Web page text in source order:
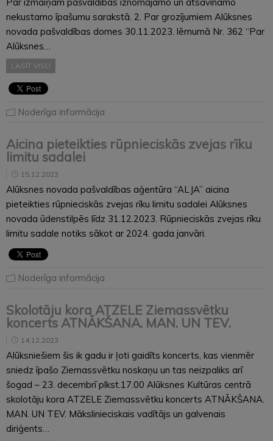
nekustamo īpašumu sarakstā. 2. Par grozījumiem Alūksnes
novada pašvaldības domes 30.11.2023. lēmumā Nr. 362 “Par
Alūksnes…
LASĪT VISU
Noderīga informācija
Aicina pieteikties rūpnieciskās zvejas rīku
limitu sadalei
15.12.2023
Alūksnes novada pašvaldības aģentūra “ALJA” aicina
pieteikties rūpnieciskās zvejas rīku limitu sadalei Alūksnes
novada ūdenstilpēs līdz 31.12.2023. Rūpnieciskās zvejas rīku
limitu sadale notiks sākot ar 2024. gada janvāri.
Noderīga informācija
Skolotāju kora ATZELE Ziemassvētku
koncerts ATNĀKŠANA. MAN. UN TEV.
14.12.2023
Alūksniešiem šis ik gadu ir ļoti gaidīts koncerts, kas vienmēr
sniedz īpašo Ziemassvētku noskaņu un tas neizpaliks arī
šogad – 23. decembrī plkst.17.00 Alūksnes Kultūras centrā
skolotāju kora ATZELE Ziemassvētku koncerts ATNĀKŠANA.
MAN. UN TEV. Mākslinieciskais vadītājs un galvenais
diriģents…